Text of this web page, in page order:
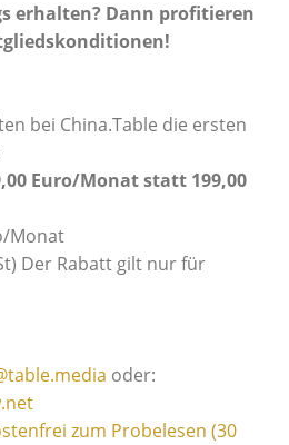
erhalten? Dann profitieren
bei China.Table die ersten
Euro/Monat statt 199,00
Monat
Der Rabatt gilt nur für
oder:
zum Probelesen (30